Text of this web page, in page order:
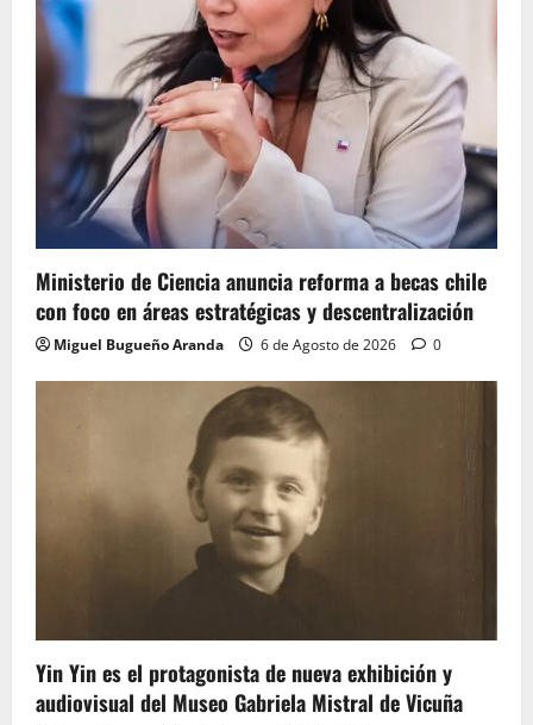
Ministerio de Ciencia anuncia reforma a becas chile
con foco en áreas estratégicas y descentralización
Miguel Bugueño Aranda 6 de Agosto de 2026 0
Yin Yin es el protagonista de nueva exhibición y
audiovisual del Museo Gabriela Mistral de Vicuña